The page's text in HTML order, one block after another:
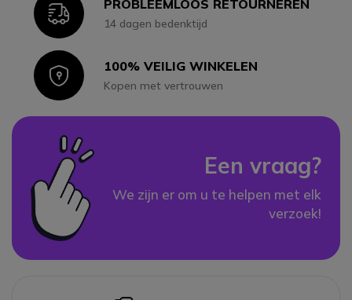
IconPROBLEEMLOOS RETOURNEREN
14 dagen bedenktijd
Icon100% VEILIG WINKELEN
Kopen met vertrouwen
Een vraag?
We zijn er om u te helpen met elk
verzoek!